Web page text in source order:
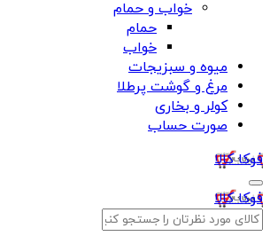
خواب و حمام
حمام
خواب
میوه و سبزیجات
مرغ و گوشت پرطلا
کولر و بخاری
صورت حساب
فوکا کالا
فوکا کالا